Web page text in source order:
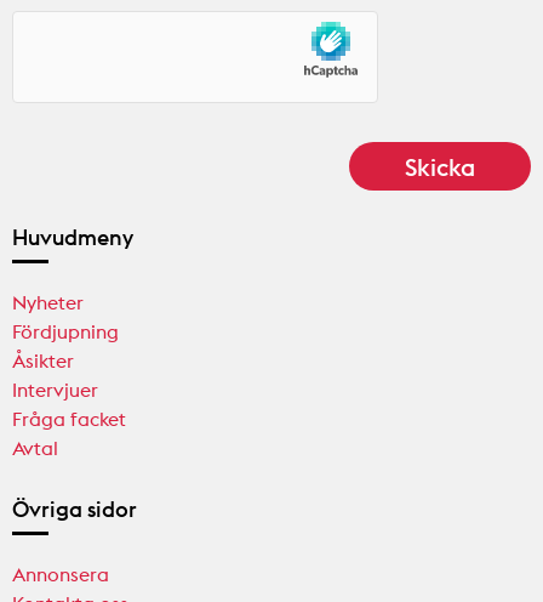
Huvudmeny
Nyheter
Fördjupning
Åsikter
Intervjuer
Fråga facket
Avtal
Övriga sidor
Annonsera